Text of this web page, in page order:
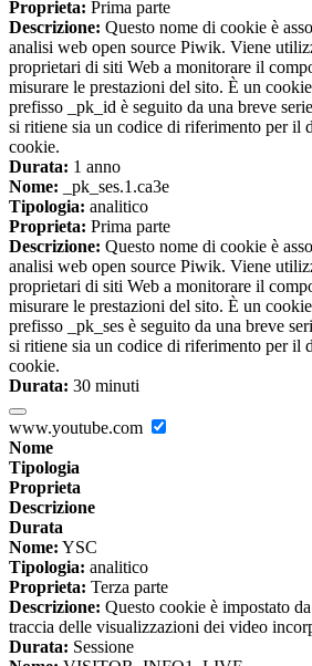
Proprieta: Prima parte
Descrizione: Questo nome di cookie è
analisi web open source Piwik. Viene
proprietari di siti Web a monitorare il
misurare le prestazioni del sito. È un
prefisso _pk_id è seguito da una breve
si ritiene sia un codice di riferimento per il
cookie.
Durata: 1 anno
Nome: _pk_ses.1.ca3e
Tipologia: analitico
Proprieta: Prima parte
Descrizione: Questo nome di cookie è
analisi web open source Piwik. Viene
proprietari di siti Web a monitorare il
misurare le prestazioni del sito. È un
prefisso _pk_ses è seguito da una breve
si ritiene sia un codice di riferimento per il
cookie.
Durata: 30 minuti
www.youtube.com
Nome
Tipologia
Proprieta
Descrizione
Durata
Nome: YSC
Tipologia: analitico
Proprieta: Terza parte
Descrizione: Questo cookie è impostato
traccia delle visualizzazioni dei video
Durata: Sessione